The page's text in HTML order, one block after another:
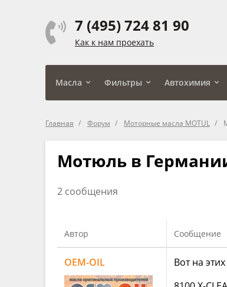
7 (495) 724 81 90
Как к нам проехать
Масла Фильтры Автохимия
Главная Форум Моторные масла MOTUL
Мотюль в
2 сообщения
Автор Сообщение
OEM-OIL
Вот на